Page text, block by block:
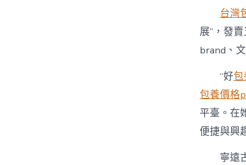
台灣
展”，發
brand、
“好包
包養價格
平臺。在
便捷與興
寧遠